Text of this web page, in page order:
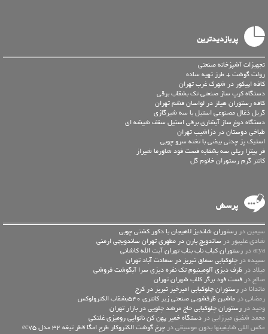
پربازدیدترین
تجهیزات آشپزخانه صنعتی
رولت گوشت + طرز تهیه ساده
کافه اپیکور در شهرک غرب تهران
دستگاه کرپ ساز صنعتی تک بشقاب برقی
کافه رستوران هیلز در لواسان فشم تهران
گریل ذغال مصنوعی استیل با سه شیرگازی
دستگاه دوغ ساز آبشاری برقی استیل سقف شیشه ای
طباخی دوستان در دزاشیب تهران
استیک پز چدنی بیضی با تخته سرو چوبی
فر پیتزا ریلی سه بشقابه فست فود شاورما شیراز
کانتر گرم رستوران خانوم گل
پرسش
سیمین در رستوران شاندیز لاهیجان با دکور کشتی چوبی
شادی علیپور در ساندویچ بارن در مطهری تهران ساندویچی ارمنی
arya در
رستوران کباب ناب بناب تهران آیت الله کاشانی
سپیده در چلوکبابی سماق تبریز در سعادت آباد تهران
میلاد در ظرف دیزی آلومینیوم تک نفره دیزی سرا آبگوشت فروشی
صالح در فست فود برگر کلاب شهران تهران
ماندانا در رستوران چلوکبابی امیرخیز تبریز در کرج
رمضانی در ماشین ظرفشویی صنعتی زیر کانتری 540بشقاب الکترولوکس
وحید در رستوران چلوکبابی حاج مرشد چلویی در بازار تهران
محمد شفیق میرزایی در دستگاه خمیر پهن کن نانوایی رومیزی غلتکی
عكس اللي شايفينها بدون موسيقى در
چرخ گوشت الکتروکار طرح امگا قطر تیغه 32 مدل ec75